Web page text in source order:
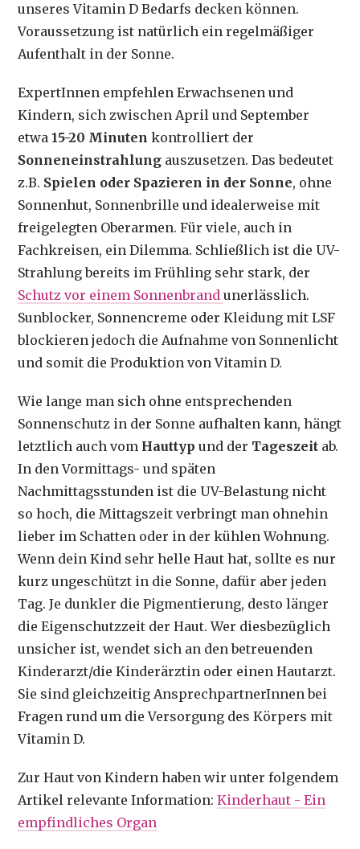
unseres Vitamin D Bedarfs decken können.
Voraussetzung ist natürlich ein regelmäßiger
Aufenthalt in der Sonne.
ExpertInnen empfehlen Erwachsenen und
Kindern, sich zwischen April und September
etwa15-20 Minuten kontrolliert der
Sonneneinstrahlung auszusetzen. Das bedeutet
z.B. Spielen oder Spazieren in der Sonne, ohne
Sonnenhut, Sonnenbrille und idealerweise mit
freigelegten Oberarmen. Für viele, auch in
Fachkreisen, ein Dilemma. Schließlich ist die UV-
Strahlung bereits im Frühling sehr stark, der
Schutz vor einem Sonnenbrandunerlässlich.
Sunblocker, Sonnencreme oder Kleidung mit LSF
blockieren jedoch die Aufnahme von Sonnenlicht
und somit die Produktion von Vitamin D.
Wie lange man sich ohne entsprechenden
Sonnenschutz in der Sonne aufhalten kann, hängt
letztlich auch vom Hauttyp und der Tageszeit ab.
In den Vormittags- und späten
Nachmittagsstunden ist die UV-Belastung nicht
so hoch, die Mittagszeit verbringt man ohnehin
lieber im Schatten oder in der kühlen Wohnung.
Wenn dein Kind sehr helle Haut hat, sollte es nur
kurz ungeschützt in die Sonne, dafür aber jeden
Tag. Je dunkler die Pigmentierung, desto länger
die Eigenschutzzeit der Haut. Wer diesbezüglich
unsicher ist, wendet sich an den betreuenden
Kinderarzt/die Kinderärztin oder einen Hautarzt.
Sie sind gleichzeitig AnsprechpartnerInnen bei
Fragen rund um die Versorgung des Körpers mit
Vitamin D.
Zur Haut von Kindern haben wir unter folgendem
Artikel relevante Information:Kinderhaut - Ein
empfindliches Organ